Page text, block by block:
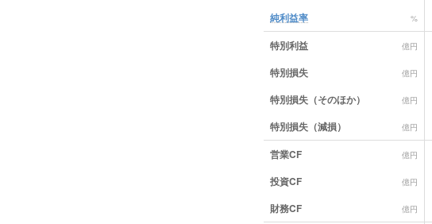
純利益率 %
特別利益 億円
特別損失 億円
特別損失（そのほか） 億円
特別損失（減損） 億円
営業CF 億円
投資CF 億円
財務CF 億円